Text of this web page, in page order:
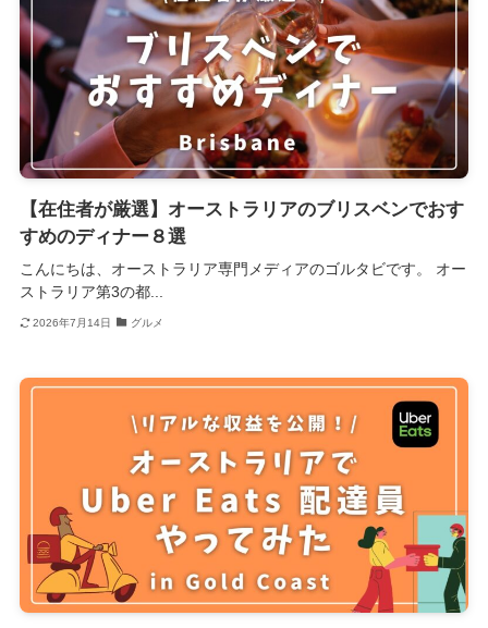
【在住者が厳選】オーストラリアのブリスベンでおす
すめのディナー８選
こんにちは、オーストラリア専門メディアのゴルタビです。 オー
ストラリア第3の都...
2026年7月14日 グルメ